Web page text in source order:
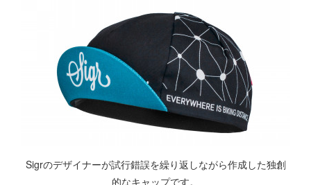
Sigrのデザイナーが試行錯誤を繰り返しながら作成した独創
的なキャップです。